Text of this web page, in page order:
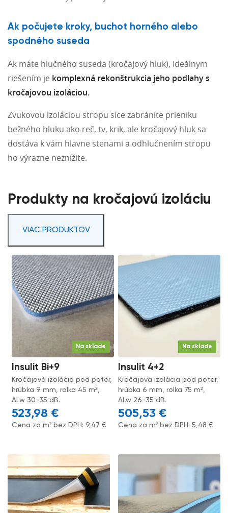
Ak počujete kroky, buchot horného alebo
spodného suseda
Ak máte hlučného suseda (kročajový hluk), ideálnym
riešením je komplexná rekonštrukcia jeho podlahy s
kročajovou izoláciou.
Zvukovou izoláciou stropu síce zabránite prieniku
bežného hluku ako reč, tv, krik, ale kročajový hluk sa
dostáva k vám hlavne stenami a odhlučnením stropu
ho výrazne neznížite.
Produkty na kročajovú izoláciu
VIAC PRODUKTOV
Na sklade
Insulit Bi+9
Kročajová izolácia pod poter,
hrúbka 9 mm, rolka 45 m²,
ΔLw 30-35 dB.
523,98 €
Cena za m² bez DPH:9,47€
Na sklade
Insulit 4+2
Kročajová izolácia pod poter,
hrúbka 6 mm, rolka 75 m²,
ΔLw 26-35 dB.
505,53 €
Cena za m² bez DPH:5,48€